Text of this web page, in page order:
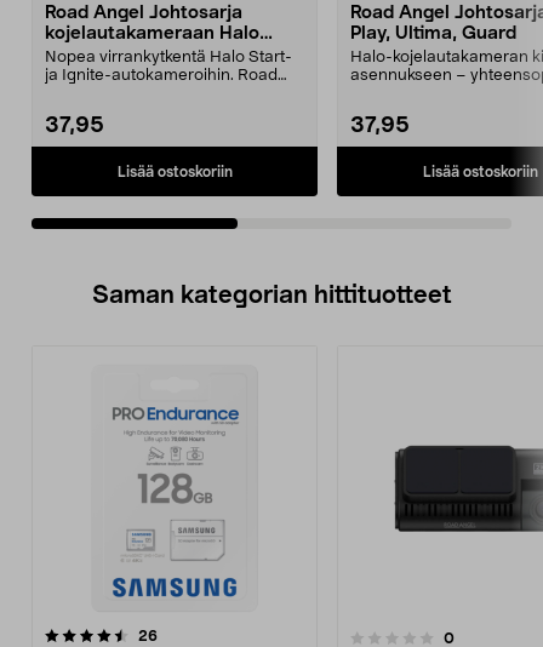
Road Angel Johtosarja
kojelautakameraan Halo
Start, Ignite
Nopea virrankytkentä Halo Start-
ja Ignite-autokameroihin. Road
37,95
Lisää ostoskoriin
Road Angel
Play, Ultima, Guard
Halo-kojelautakameran
asennukseen –
37,95
Lisää ostoskoriin
Saman kategorian hittituotteet
26arvostelut
0.0 viidestä
0arvostelut
0.0 viidestä